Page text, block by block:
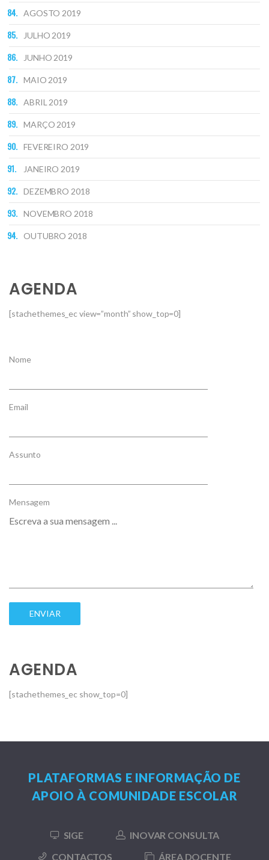
AGOSTO 2019
JULHO 2019
JUNHO 2019
MAIO 2019
ABRIL 2019
MARÇO 2019
FEVEREIRO 2019
JANEIRO 2019
DEZEMBRO 2018
NOVEMBRO 2018
OUTUBRO 2018
AGENDA
[stachethemes_ec view=”month” show_top=0]
Nome
Email
Assunto
Mensagem
AGENDA
[stachethemes_ec show_top=0]
PLATAFORMAS E INFORMAÇÃO DE
APOIO À COMUNIDADE ESCOLAR
SIGE
INOVAR CONSULTA
CONTACTOS
ÁREA DOCENTE